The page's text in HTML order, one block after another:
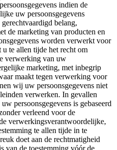
indien de
uw persoonsgegevens
belang,
de marketing van producten en
worden verwerkt voor
te allen tijde het recht om
verwerking van uw
marketing, met inbegrip
maakt tegen verwerking voor
wij uw persoonsgegevens niet
verwerken. In gevallen
persoonsgegevens is gebaseerd
verleend voor de
verwerkingsverantwoordelijke,
te allen tijde in te
doet aan de rechtmatigheid
van de toestemming vóór de